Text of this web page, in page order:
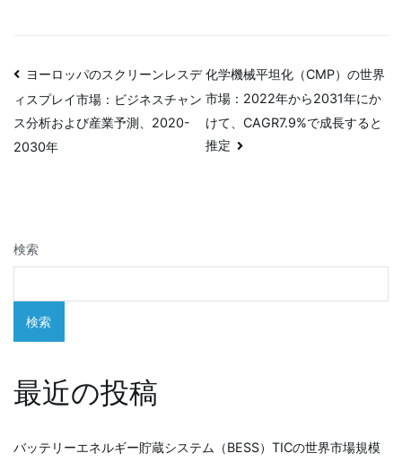
投
稿
ナ
ー
シ
ョ
ン
ヨーロッパのスクリーンレスデ
ィスプレイ市場：ビジネスチャン
ス分析および産業予測、2020-
2030年
化学機械平坦化（CMP）の世界
市場：2022年から2031年にか
けて、CAGR7.9%で成長すると
推定
検索
検索
最近の投稿
バッテリーエネルギー貯蔵システム（BESS）TICの世界市場規模